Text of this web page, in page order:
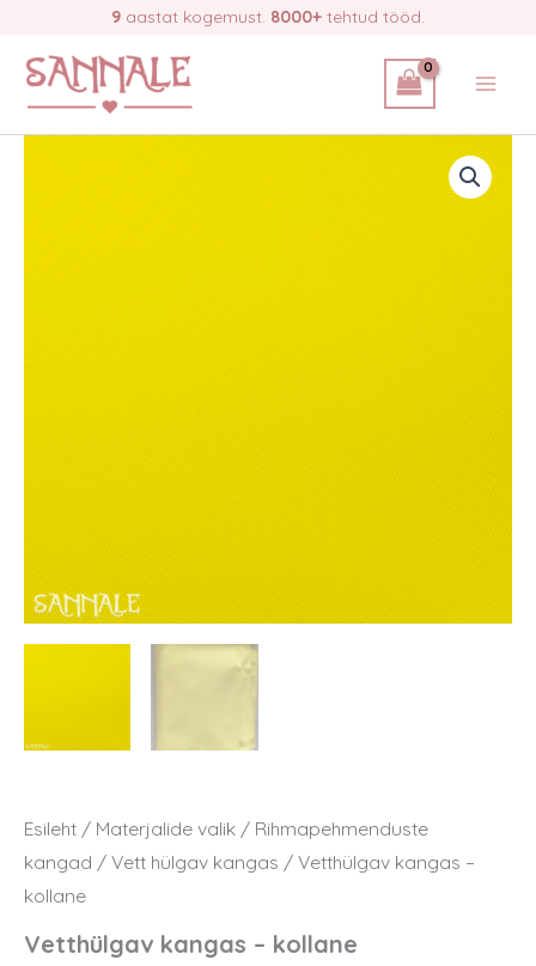
content
9 aastat kogemust. 8000+ tehtud tööd.
Esileht / Materjalide valik / Rihmapehmenduste
kangad / Vett hülgav kangas / Vetthülgav kangas –
kollane
Vetthülgav kangas – kollane